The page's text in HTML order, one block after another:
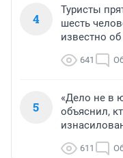
4
Туристы
шесть
известно
641
5
«Дело не в
объяснил,
611